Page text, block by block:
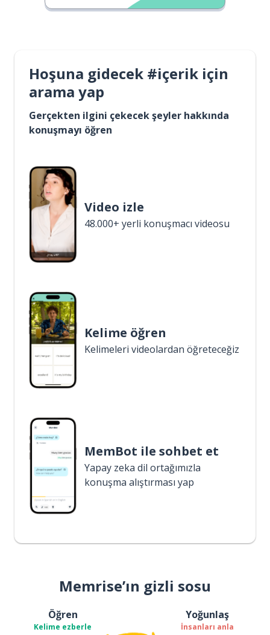
Hoşuna gidecek #içerik için
arama yap
Gerçekten ilgini çekecek şeyler hakkında
konuşmayı öğren
Video izle
48.000+ yerli konuşmacı videosu
Kelime öğren
Kelimeleri videolardan öğreteceğiz
MemBot ile sohbet et
Yapay zeka dil ortağımızla
konuşma alıştırması yap
Memrise’ın gizli sosu
Öğren
Kelime ezberle
Yoğunlaş
İnsanları anla